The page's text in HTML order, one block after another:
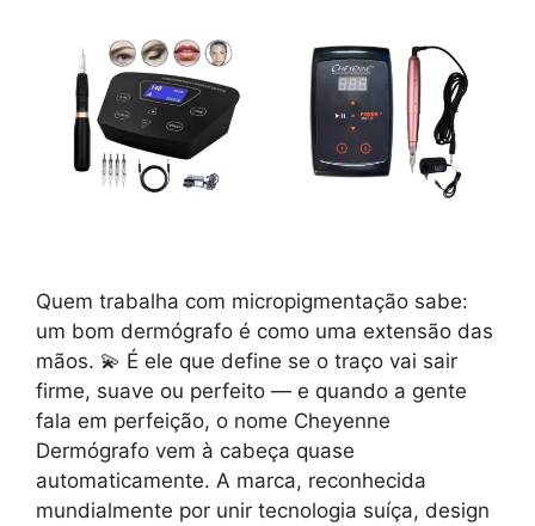
Quem trabalha com micropigmentação sabe:
um bom dermógrafo é como uma extensão das
mãos. 💫 É ele que define se o traço vai sair
firme, suave ou perfeito — e quando a gente
fala em perfeição, o nome Cheyenne
Dermógrafo vem à cabeça quase
automaticamente. A marca, reconhecida
mundialmente por unir tecnologia suíça, design